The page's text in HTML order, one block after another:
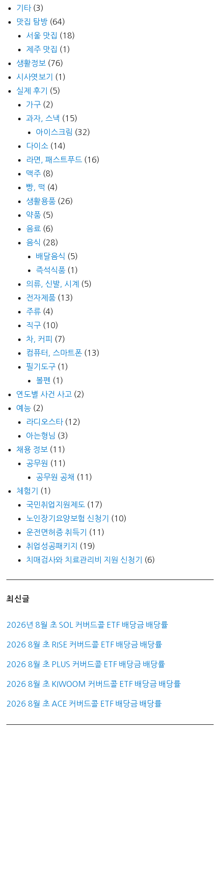
기타(3)
맛집 탐방 (64)
서울 맛집 (18)
제주 맛집 (1)
생활정보 (76)
시사엿보기
(1)
실제 후기
(5)
가구 (2)
과자, 스낵 (15)
아이스크림 (32)
다이소 (14)
라면, 패스트푸드 (16)
맥주 (8)
빵, 떡 (4)
생활용품 (26)
약품 (5)
음료 (6)
음식 (28)
배달음식 (5)
즉석식품 (1)
의류, 신발, 시계
(5)
전자제품 (13)
주류 (4)
직구 (10)
차, 커피 (7)
컴퓨터, 스마트폰 (13)
필기도구 (1)
볼펜 (1)
연도별 사건 사고 (2)
예능 (2)
라디오스타(12)
아는형님 (3)
채용 정보 (11)
공무원 (11)
공무원 공채 (11)
체험기
(1)
국민취업지원제도 (17)
노인장기요양보험 신청기
(10)
운전면허증 취득기
(11)
취업성공패키지
(19)
치매검사와 치료관리비 지원 신청기
(6)
최신글
2026년 8월 초 SOL 커버드콜 ETF 배당금 배당률
2026 8월 초 RISE 커버드콜 ETF 배당금 배당률
2026 8월 초 PLUS 커버드콜 ETF 배당금 배당률
2026 8월 초 KIWOOM 커버드콜 ETF 배당금 배당률
2026 8월 초 ACE 커버드콜 ETF 배당금 배당률